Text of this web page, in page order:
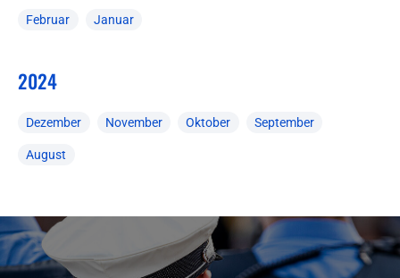
Februar Januar
2024
Dezember November Oktober September
August